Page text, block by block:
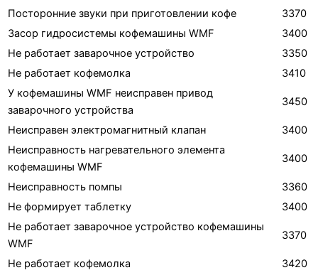
Посторонние звуки при приготовлении кофе
3370
Засор гидросистемы кофемашины WMF
3400
Не работает заварочное устройство
3350
Не работает кофемолка
3410
У кофемашины WMF неисправен привод
заварочного устройства
3450
Неисправен электромагнитный клапан
3400
Неисправность нагревательного элемента
кофемашины WMF
3400
Неисправность помпы
3360
Не формирует таблетку
3400
Не работает заварочное устройство кофемашины
WMF
3370
Не работает кофемолка
3420